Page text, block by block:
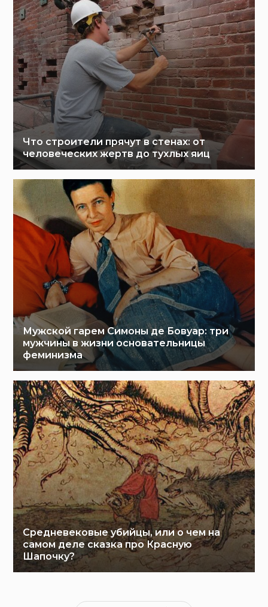
Что строители прячут в стенах: от
человеческих жертв до тухлых яиц
Мужской гарем Симоны де Бовуар: три
мужчины в жизни основательницы
феминизма
Средневековые убийцы, или о чем на
самом деле сказка про Красную
Шапочку?